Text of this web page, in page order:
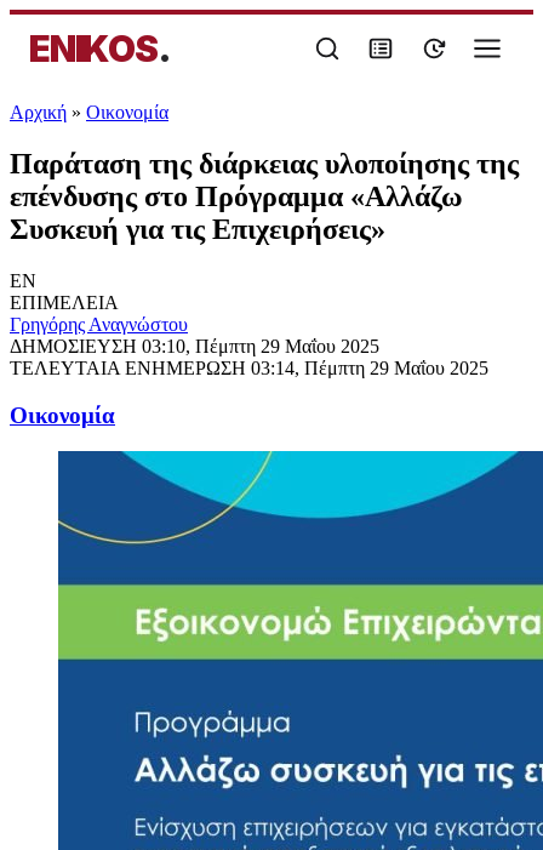
ENIKOS.
Αρχική » Oικονομία
Παράταση της διάρκειας υλοποίησης της
επένδυσης στο Πρόγραμμα «Αλλάζω
Συσκευή για τις Επιχειρήσεις»
EN
ΕΠΙΜΕΛΕΙΑ
Γρηγόρης Αναγνώστου
ΔΗΜΟΣΙΕΥΣΗ 03:10, Πέμπτη 29 Μαΐου 2025
ΤΕΛΕΥΤΑΙΑ ΕΝΗΜΕΡΩΣΗ 03:14, Πέμπτη 29 Μαΐου 2025
Oικονομία